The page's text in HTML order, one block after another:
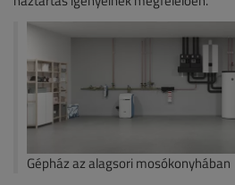
Gépház az alagsori mosókonyhában